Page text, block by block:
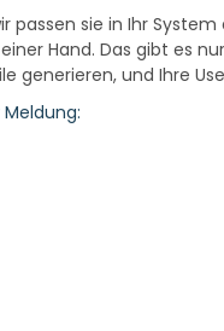
passen sie in Ihr
Hand. Das gibt es
generieren, und Ihre